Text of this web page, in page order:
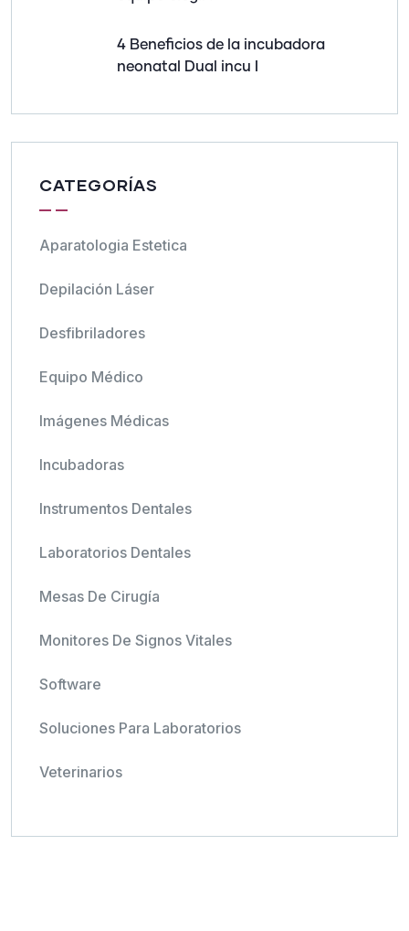
4 Beneficios de la incubadora
neonatal Dual incu I
CATEGORÍAS
Aparatologia Estetica
Depilación Láser
Desfibriladores
Equipo Médico
Imágenes Médicas
Incubadoras
Instrumentos Dentales
Laboratorios Dentales
Mesas De Cirugía
Monitores De Signos Vitales
Software
Soluciones Para Laboratorios
Veterinarios